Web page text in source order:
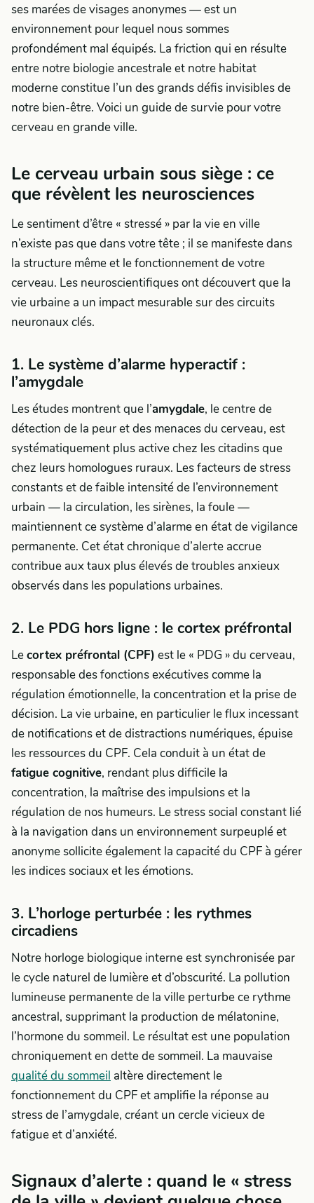
ses marées de visages anonymes — est un
environnement pour lequel nous sommes
profondément mal équipés. La friction qui en résulte
entre notre biologie ancestrale et notre habitat
moderne constitue l’un des grands défis invisibles de
notre bien-être. Voici un guide de survie pour votre
cerveau en grande ville.
Le cerveau urbain sous siège : ce
que révèlent les neurosciences
Le sentiment d’être « stressé » par la vie en ville
n’existe pas que dans votre tête ; il se manifeste dans
la structure même et le fonctionnement de votre
cerveau. Les neuroscientifiques ont découvert que la
vie urbaine a un impact mesurable sur des circuits
neuronaux clés.
1. Le système d’alarme hyperactif :
l’amygdale
Les études montrent que l’amygdale, le centre de
détection de la peur et des menaces du cerveau, est
systématiquement plus active chez les citadins que
chez leurs homologues ruraux. Les facteurs de stress
constants et de faible intensité de l’environnement
urbain — la circulation, les sirènes, la foule —
maintiennent ce système d’alarme en état de vigilance
permanente. Cet état chronique d’alerte accrue
contribue aux taux plus élevés de troubles anxieux
observés dans les populations urbaines.
2. Le PDG hors ligne : le cortex préfrontal
Lecortex préfrontal (CPF) est le « PDG » du cerveau,
responsable des fonctions exécutives comme la
régulation émotionnelle, la concentration et la prise de
décision. La vie urbaine, en particulier le flux incessant
de notifications et de distractions numériques, épuise
les ressources du CPF. Cela conduit à un état de
fatigue cognitive, rendant plus difficile la
concentration, la maîtrise des impulsions et la
régulation de nos humeurs. Le stress social constant lié
à la navigation dans un environnement surpeuplé et
anonyme sollicite également la capacité du CPF à gérer
les indices sociaux et les émotions.
3. L’horloge perturbée : les rythmes
circadiens
Notre horloge biologique interne est synchronisée par
le cycle naturel de lumière et d’obscurité. La pollution
lumineuse permanente de la ville perturbe ce rythme
ancestral, supprimant la production de mélatonine,
l’hormone du sommeil. Le résultat est une population
chroniquement en dette de sommeil. La mauvaise
qualité du sommeil altère directement le
fonctionnement du CPF et amplifie la réponse au
stress de l’amygdale, créant un cercle vicieux de
fatigue et d’anxiété.
Signaux d’alerte : quand le « stress